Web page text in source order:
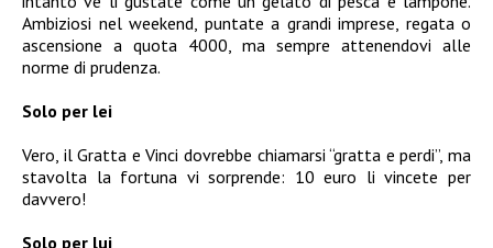
Ambiziosi nel weekend, puntate a grandi imprese, regata o
ascensione a quota 4000, ma sempre attenendovi alle
norme di prudenza.
Solo per lei
Vero, il Gratta e Vinci dovrebbe chiamarsi “gratta e perdi”, ma
stavolta la fortuna vi sorprende: 10 euro li vincete per
davvero!
Solo per lui